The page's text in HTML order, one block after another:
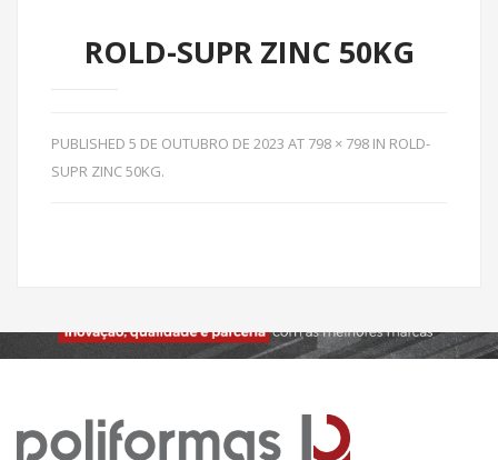
ROLD-SUPR ZINC 50KG
PUBLISHED 5 DE OUTUBRO DE 2023 AT 798 × 798 IN ROLD-
SUPR ZINC 50KG.